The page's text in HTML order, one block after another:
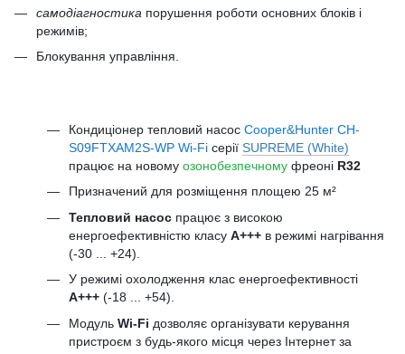
самодіагностика порушення роботи основних блоків і
режимів;
Блокування управління.
Кондиціонер тепловий насос Cooper&Hunter CH-
S09FTXAM2S-WP Wi-Fi серії SUPREME (White)
працює на новому озонобезпечному фреоні R32
Призначений для розміщення площею 25 м²
Тепловий насос працює з високою
енергоефективністю класу А+++ в режимі нагрівання
(-30 ... +24).
У режимі охолодження клас енергоефективності
A+++ (-18 ... +54).
Модуль Wi-Fi дозволяє організувати керування
пристроєм з будь-якого місця через Інтернет за